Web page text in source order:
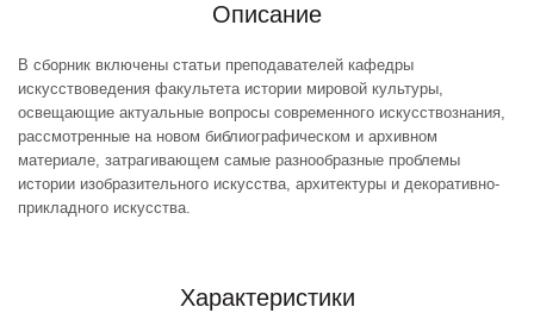
Описание
В сборник включены статьи преподавателей кафедры
искусствоведения факультета истории мировой культуры,
освещающие актуальные вопросы современного искусствознания,
рассмотренные на новом библиографическом и архивном
материале, затрагивающем самые разнообразные проблемы
истории изобразительного искусства, архитектуры и декоративно-
прикладного искусства.
Характеристики